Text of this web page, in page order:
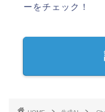
ーをチェック！